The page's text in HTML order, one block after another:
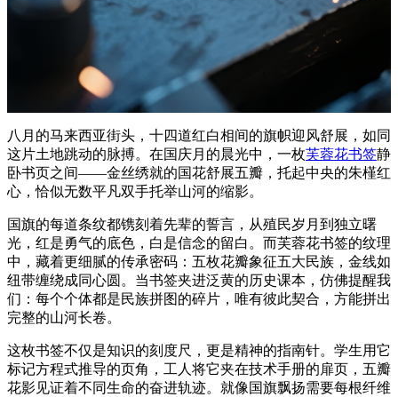
八月的马来西亚街头，十四道红白相间的旗帜迎风舒展，如同
这片土地跳动的脉搏。在国庆月的晨光中，一枚芙蓉花书签静
卧书页之间——金丝绣就的国花舒展五瓣，托起中央的朱槿红
心，恰似无数平凡双手托举山河的缩影。
国旗的每道条纹都镌刻着先辈的誓言，从殖民岁月到独立曙
光，红是勇气的底色，白是信念的留白。而芙蓉花书签的纹理
中，藏着更细腻的传承密码：五枚花瓣象征五大民族，金线如
纽带缠绕成同心圆。当书签夹进泛黄的历史课本，仿佛提醒我
们：每个个体都是民族拼图的碎片，唯有彼此契合，方能拼出
完整的山河长卷。
这枚书签不仅是知识的刻度尺，更是精神的指南针。学生用它
标记方程式推导的页角，工人将它夹在技术手册的扉页，五瓣
花影见证着不同生命的奋进轨迹。就像国旗飘扬需要每根纤维